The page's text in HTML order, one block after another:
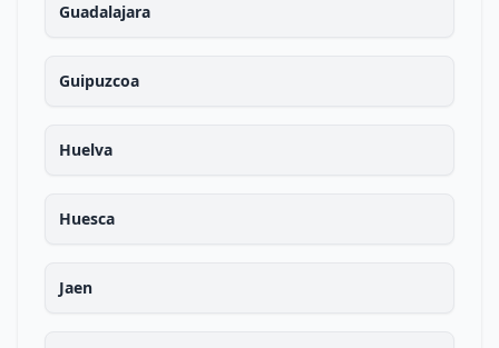
Guadalajara
Guipuzcoa
Huelva
Huesca
Jaen